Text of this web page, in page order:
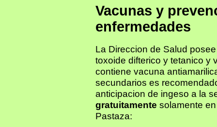
Vacunas y
enfermedades
La Direccion de Salud
toxoide difterico y tetanico y
contiene vacuna
secundarios es
anticipacion de ingeso a la
gratuitamente solamente
Pastaza: